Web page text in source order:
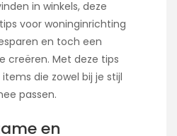
in winkels, deze
voor woninginrichting
en toch een
creëren. Met deze tips
die zowel bij je stijl
passen.
en